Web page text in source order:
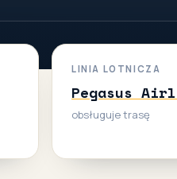
LINIA LOTNICZA
Pegasus
obsługuje trasę